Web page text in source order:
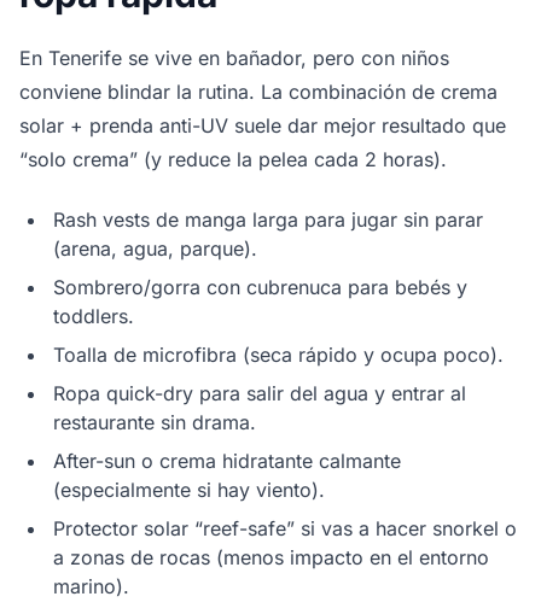
En Tenerife se vive en bañador, pero con niños
conviene blindar la rutina. La combinación de crema
solar + prenda anti-UV suele dar mejor resultado que
“solo crema” (y reduce la pelea cada 2 horas).
Rash vests de manga larga para jugar sin parar
(arena, agua, parque).
Sombrero/gorra con cubrenuca para bebés y
toddlers.
Toalla de microfibra (seca rápido y ocupa poco).
Ropa quick-dry para salir del agua y entrar al
restaurante sin drama.
After-sun o crema hidratante calmante
(especialmente si hay viento).
Protector solar “reef-safe” si vas a hacer snorkel o
a zonas de rocas (menos impacto en el entorno
marino).